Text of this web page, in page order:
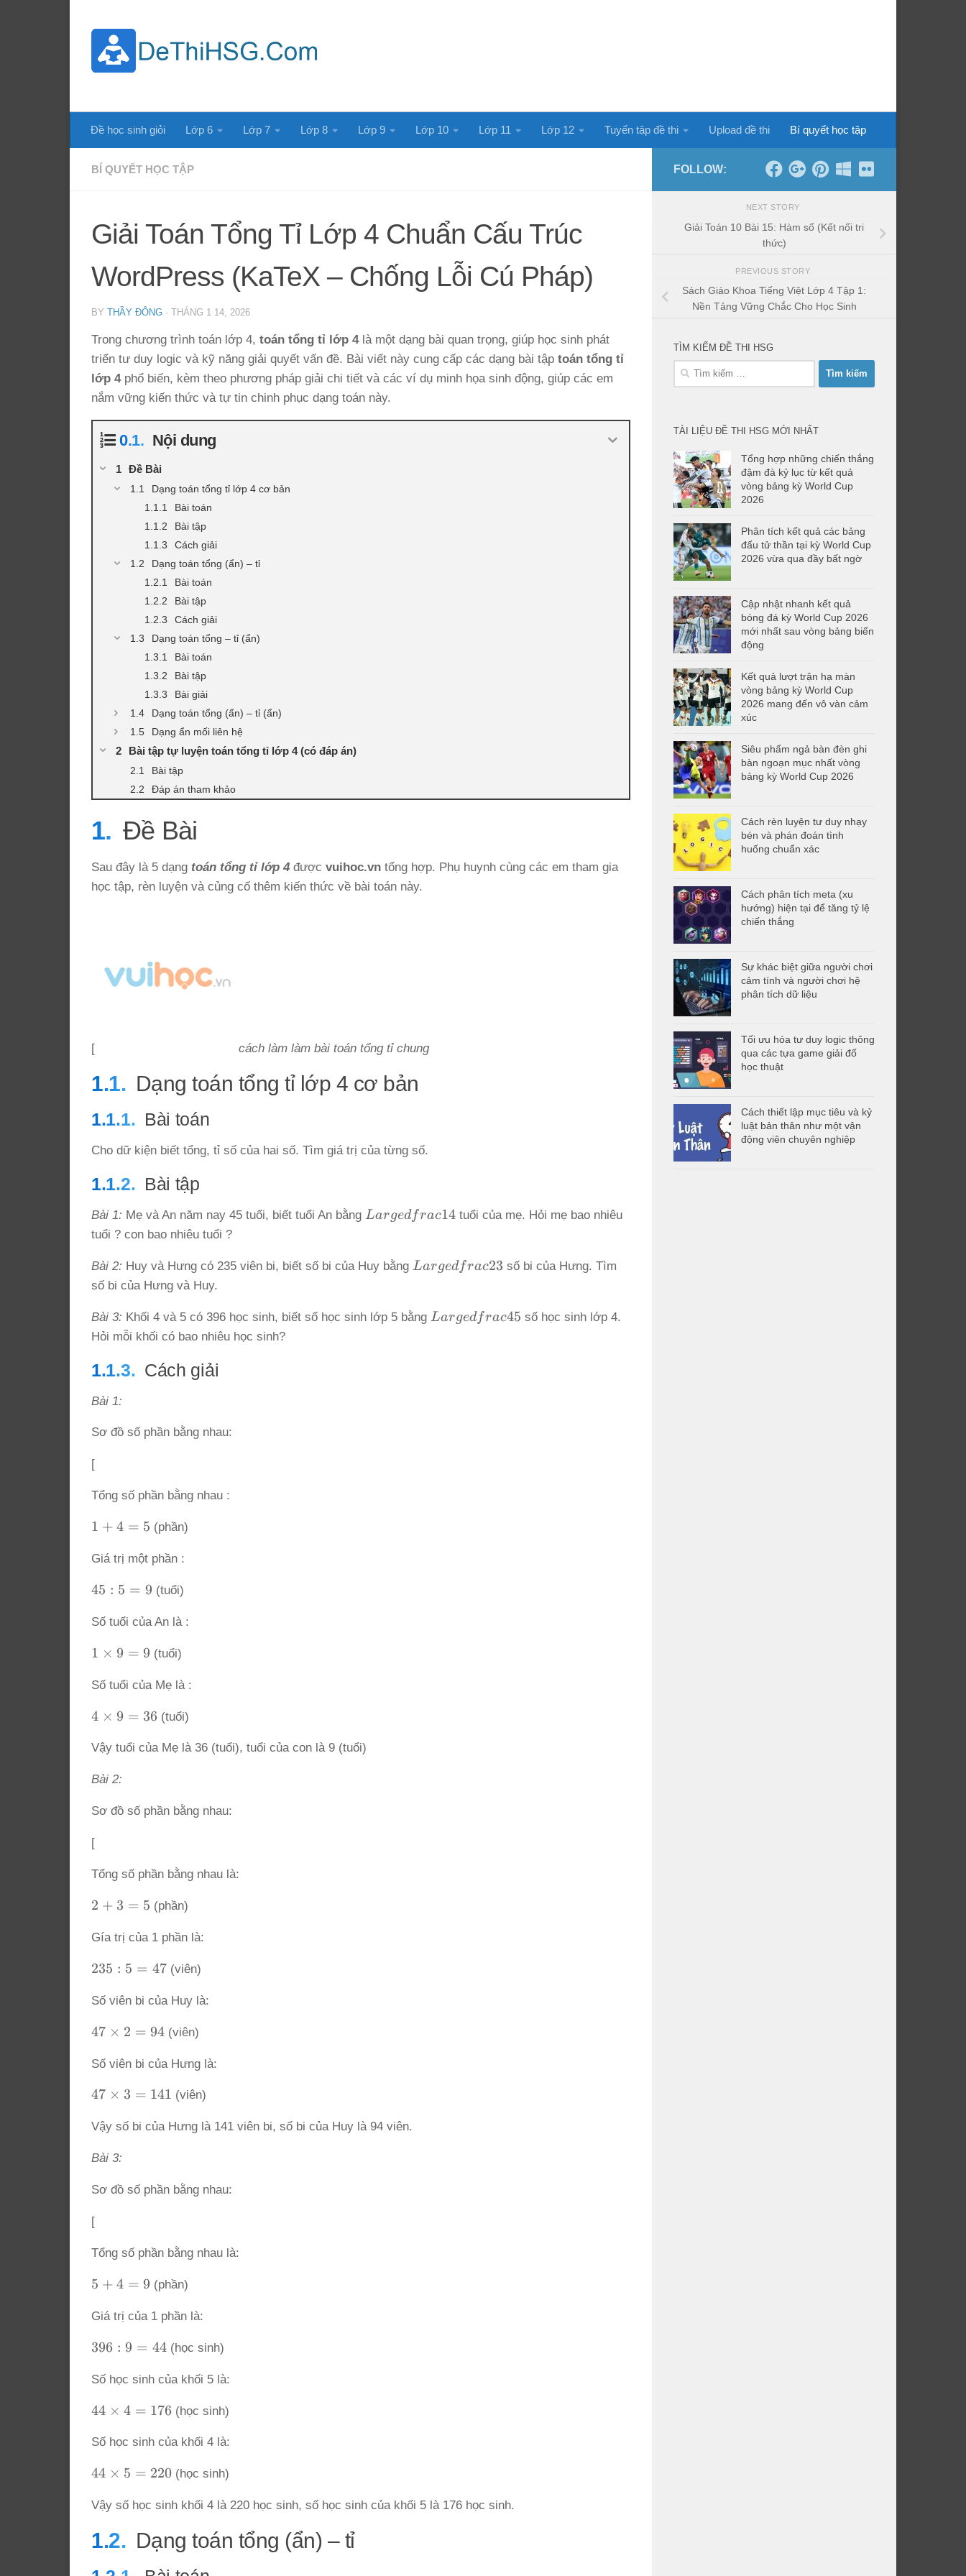
Đề học sinh giỏi Lớp 6 Lớp 7 Lớp 8 Lớp 9 Lớp 10 Lớp 11 Lớp 12 Tuyển tập đề thi Upload đề thi Bí quyết học tập
BÍ QUYẾT HỌC TẬP
Giải Toán Tổng Tỉ Lớp 4 Chuẩn Cấu Trúc
WordPress (KaTeX – Chống Lỗi Cú Pháp)
BY THẦY ĐÔNG · THÁNG 1 14, 2026
Trong chương trình toán lớp 4, toán tổng tỉ lớp 4là một dạng bài quan trọng, giúp học sinh phát
triển tư duy logic và kỹ năng giải quyết vấn đề. Bài viết này cung cấp các dạng bài tập toán tổng tỉ
lớp 4phổ biến, kèm theo phương pháp giải chi tiết và các ví dụ minh họa sinh động, giúp các em
nắm vững kiến thức và tự tin chinh phục dạng toán này.
Nội dung
Đề Bài
Dạng toán tổng tỉ lớp 4 cơ bản
Bài toán
Bài tập
Cách giải
Dạng toán tổng (ẩn) – tỉ
Bài toán
Bài tập
Cách giải
Dạng toán tổng – tỉ (ẩn)
Bài toán
Bài tập
Bài giải
Dạng toán tổng (ẩn) – tỉ (ẩn)
Dạng ẩn mối liên hệ
Bài tập tự luyện toán tổng tỉ lớp 4 (có đáp án)
Bài tập
Đáp án tham khảo
Đề Bài
Sau đây là 5 dạng toán tổng tỉ lớp 4 được vuihoc.vn tổng hợp. Phụ huynh cùng các em tham gia
học tập, rèn luyện và củng cố thêm kiến thức về bài toán này.
[ cách làm làm bài toán tổng tỉ chung
Dạng toán tổng tỉ lớp 4 cơ bản
Bài toán
Cho dữ kiện biết tổng, tỉ số của hai số. Tìm giá trị của từng số.
Bài tập
Bài 1: Mẹ và An năm nay 45 tuổi, biết tuổi An bằng Largedfrac{1}
Largedfrac14 tuổi của mẹ. Hỏi mẹ bao nhiêu
tuổi ? con bao nhiêu tuổi ?
Bài 2: Huy và Hưng có 235 viên bi, biết số bi của Huy bằng Largedfrac{2}
Largedfrac23 số bi của Hưng. Tìm
số bi của Hưng và Huy.
Bài 3: Khối 4 và 5 có 396 học sinh, biết số học sinh lớp 5 bằng Largedfrac{4}
Largedfrac45 số học sinh lớp 4.
Hỏi mỗi khối có bao nhiêu học sinh?
Cách giải
Bài 1:
Sơ đồ số phần bằng nhau:
[
Tổng số phần bằng nhau :
1
4
5
1 + 4 = 5 (phần)
Giá trị một phần :
45
5
9
45 : 5 = 9 (tuổi)
Số tuổi của An là :
1
9 = 9
1 × 9 = 9 (tuổi)
Số tuổi của Mẹ là :
4
9 = 36
4 × 9 = 36 (tuổi)
Vậy tuổi của Mẹ là 36 (tuổi), tuổi của con là 9 (tuổi)
Bài 2:
Sơ đồ số phần bằng nhau:
[
Tổng số phần bằng nhau là:
2
3
5
2 + 3 = 5 (phần)
Gía trị của 1 phần là:
235
=
235 : 5 = 47(viên)
Số viên bi của Huy là:
47
2 = 94
47 × 2 = 94 (viên)
Số viên bi của Hưng là:
47
3 =
47 × 3 = 141 (viên)
Vậy số bi của Hưng là 141 viên bi, số bi của Huy là 94 viên.
Bài 3:
Sơ đồ số phần bằng nhau:
[
Tổng số phần bằng nhau là:
5
4
9
5 + 4 = 9 (phần)
Giá trị của 1 phần là:
396
=
396 : 9 = 44(học sinh)
Số học sinh của khối 5 là:
44
4 =
44 × 4 = 176 (học sinh)
Số học sinh của khối 4 là:
44
5 =
44 × 5 = 220 (học sinh)
Vậy số học sinh khối 4 là 220 học sinh, số học sinh của khối 5 là 176 học sinh.
Dạng toán tổng (ẩn) – tỉ
FOLLOW:
NEXT STORY
Giải Toán 10 Bài 15: Hàm số (Kết nối tri
thức)
PREVIOUS STORY
Sách Giáo Khoa Tiếng Việt Lớp 4 Tập 1:
Nền Tảng Vững Chắc Cho Học Sinh
TÌM KIẾM ĐỀ THI HSG
Tìm
TÀI LIỆU ĐỀ THI HSG MỚI NHẤT
Tổng hợp những chiến thắng
đậm đà kỷ lục từ kết quả
vòng bảng kỳ World Cup
2026
Phân tích kết quả các bảng
đấu tử thần tại kỳ World Cup
2026 vừa qua đầy bất ngờ
Cập nhật nhanh kết quả
bóng đá kỳ World Cup 2026
mới nhất sau vòng bảng biến
động
Kết quả lượt trận hạ màn
vòng bảng kỳ World Cup
2026 mang đến vô vàn cảm
xúc
Siêu phẩm ngả bàn đèn ghi
bàn ngoạn mục nhất vòng
bảng kỳ World Cup 2026
Cách rèn luyện tư duy nhạy
bén và phán đoán tình
huống chuẩn xác
Cách phân tích meta (xu
hướng) hiện tại để tăng tỷ lệ
chiến thắng
Sự khác biệt giữa người chơi
cảm tính và người chơi hệ
phân tích dữ liệu
Tối ưu hóa tư duy logic thông
qua các tựa game giải đố
học thuật
Cách thiết lập mục tiêu và kỷ
luật bản thân như một vận
động viên chuyên nghiệp